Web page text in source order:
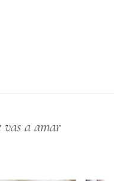
vas a amar